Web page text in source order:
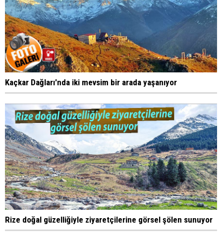
Kaçkar Dağları'nda iki mevsim bir arada yaşanıyor
Rize doğal güzelliğiyle ziyaretçilerine görsel şölen sunuyor